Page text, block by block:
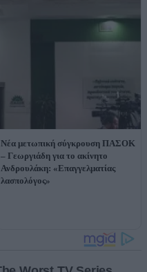
Νέα μετωπική σύγκρουση ΠΑΣΟΚ
– Γεωργιάδη για το ακίνητο
Ανδρουλάκη: «Επαγγελματίας
λασπολόγος»